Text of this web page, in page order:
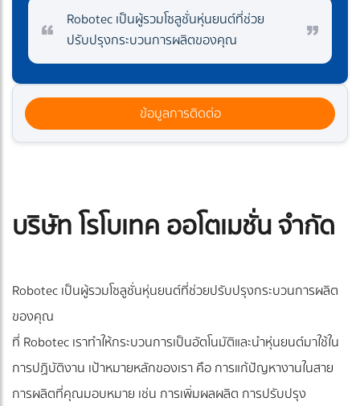
Robotec เป็นผู้รวมโซลูชั่นหุ่นยนต์ที่ช่วย
ปรับปรุงกระบวนการผลิตของคุณ
ข้อมูลการติดต่อ
บริษัท โรโบเทค ออโตเมชั่น จำกัด
Robotec เป็นผู้รวมโซลูชั่นหุ่นยนต์ที่ช่วยปรับปรุงกระบวนการผลิต
ของคุณ
ที่ Robotec เราทำให้กระบวนการเป็นอัตโนมัติและนำหุ่นยนต์มาใช้ใน
การปฏิบัติงาน เป้าหมายหลักของเรา คือ การแก้ปัญหางานในสาย
การผลิตที่คุณมอบหมาย เช่น การเพิ่มผลผลิต การปรับปรุง